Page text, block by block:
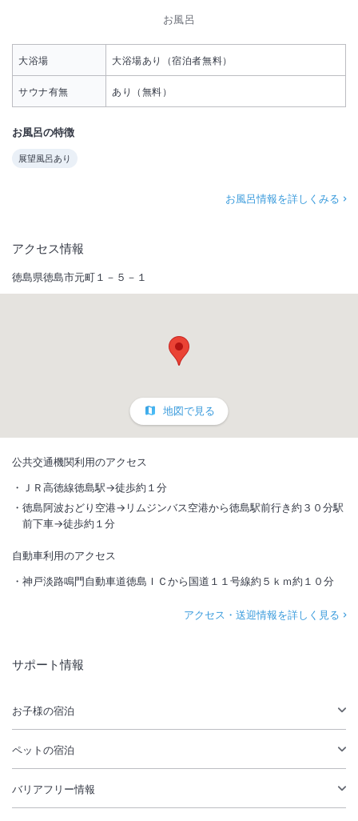
お風呂
大浴場 大浴場あり（宿泊者無料）
サウナ有無 あり（無料）
お風呂の特徴
展望風呂あり
お風呂情報を詳しくみる
アクセス情報
徳島県徳島市元町１－５－１
地図で見る
公共交通機関利用のアクセス
ＪＲ高徳線徳島駅→徒歩約１分
徳島阿波おどり空港→リムジンバス空港から徳島駅前行き約３０分駅
前下車→徒歩約１分
自動車利用のアクセス
神戸淡路鳴門自動車道徳島ＩＣから国道１１号線約５ｋｍ約１０分
アクセス・送迎情報を詳しく見る
サポート情報
お子様の宿泊
ペットの宿泊
バリアフリー情報